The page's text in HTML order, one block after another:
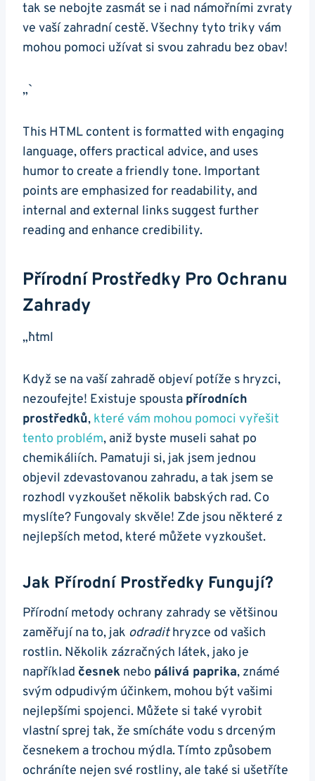
tak se nebojte zasmát se i nad námořními zvraty
ve vaší zahradní cestě. Všechny tyto triky vám
mohou pomoci užívat si svou zahradu bez obav!
„`
This HTML content is formatted with engaging
language, offers practical advice, and uses
humor to create a friendly tone. Important
points are emphasized for readability, and
internal and external links suggest further
reading and enhance credibility.
Přírodní Prostředky Pro Ochranu
Zahrady
„`html
Když se na vaší zahradě objeví potíže s hryzci,
nezoufejte! Existuje spousta přírodních
prostředků, které vám mohou pomoci vyřešit
tento problém, aniž byste museli sahat po
chemikáliích. Pamatuji si, jak jsem jednou
objevil zdevastovanou zahradu, a tak jsem se
rozhodl vyzkoušet několik babských rad. Co
myslíte? Fungovaly skvěle! Zde jsou některé z
nejlepších metod, které můžete vyzkoušet.
Jak Přírodní Prostředky Fungují?
Přírodní metody ochrany zahrady se většinou
zaměřují na to, jak odradithryzce od vašich
rostlin. Několik zázračných látek, jako je
například česnek nebo pálivá paprika, známé
svým odpudivým účinkem, mohou být vašimi
nejlepšími spojenci. Můžete si také vyrobit
vlastní sprej tak, že smícháte vodu s drceným
česnekem a trochou mýdla. Tímto způsobem
ochráníte nejen své rostliny, ale také si ušetříte